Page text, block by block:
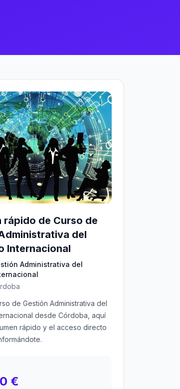
rápido de Curso de
del
Internacional
Administrativa del
de Gestión Administrativa del
desde Córdoba, aquí
rápido y el acceso directo
€